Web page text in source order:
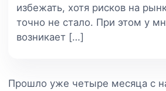
избежать, хотя рисков на
точно не стало. При этом у
возникает […]
Прошло уже четыре месяца с